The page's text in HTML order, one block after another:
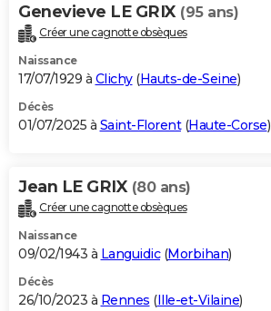
Carte de Noël
Carte Bonne année
Carte Saint-Valentin
Carte Pâques
Carte d'anniversaire
DICTIONNAIRE
Dictionnaire
Biographies
Citations
Expressions
Proverbes
PROGRAMME TV
S'inscrire
Se connecter
Lycées
Collèges
Primaires
Universités
Entreprises
Service militaire
Avis de recherche
AVIS DE DÉCÈS
Bricolage
Lifestyle
Culture
Sport
Auto
Television
Voyage
Cinema
Genevieve LE GRIX (95 ans)
Créer une cagnotte obsèques
Naissance
17/07/1929 à Clichy(Hauts-de-Seine)
Décès
01/07/2025 à Saint-Florent(Haute-Corse)
Jean LE GRIX (80 ans)
Créer une cagnotte obsèques
Naissance
09/02/1943 à Languidic(Morbihan)
Décès
26/10/2023 à Rennes (Ille-et-Vilaine)